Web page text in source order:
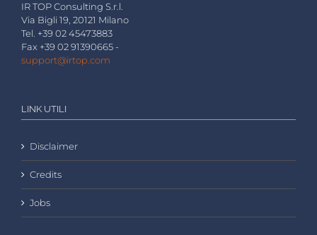
IR TOP Consulting S.r.l.
Via Bigli 19, 20121 Milano
Tel. +39 02 45473883
Fax +39 02 91390665 -
support@irtop.com
LINK UTILI
Disclaimer
Credits
Jobs